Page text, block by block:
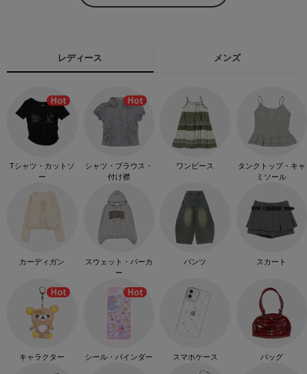
レディース メンズ
Tシャツ・カットソ
ー
シャツ・ブラウス・
付け襟
ワンピース
タンクトップ・キャ
ミソール
カーディガン
スウェット・パーカ
ー
パンツ スカート
キャラクター シール・バインダー スマホケース バッグ